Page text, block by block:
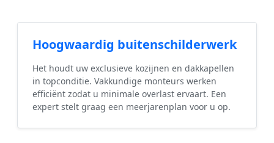
Hoogwaardig buitenschilderwerk
Het houdt uw exclusieve kozijnen en dakkapellen
in topconditie. Vakkundige monteurs werken
efficiënt zodat u minimale overlast ervaart. Een
expert stelt graag een meerjarenplan voor u op.